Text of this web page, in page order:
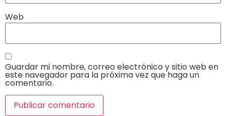
Web
Guardar mi nombre, correo electrónico y sitio web en
este navegador para la próxima vez que haga un
comentario.